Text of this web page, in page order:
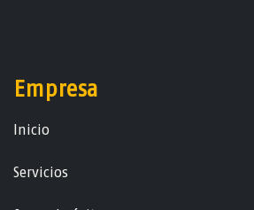
Empresa
Ini​ci​o
Servicios